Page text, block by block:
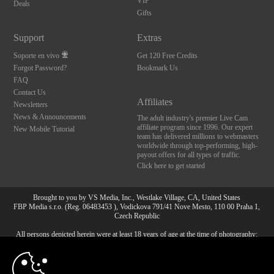
Deals
Gifts
Support
Soporte en vivo
Forgot Password?
FAQ
Contact Us
Newsletters
News & Announcements
New Mobile Tutorial
Extras
Get 120 Free Credits
Bookmark Us
Affiliates
The adult industry's premier Live Cam
affiliate program since 1996. Our expert
team has delivered millions to webmasters
worldwide through top-performing, high-
payout offers for all types of traffic.
Click here to get started
Brought to you by VS Media, Inc., Westlake Village, CA, United States
FBP Media s.r.o. (Reg. 06483453 ), Vodickova 791/41 Nove Mesto, 110 00 Praha 1,
Czech Republic
All persons depicted herein were at least 18 years of age at the time of photography:
10:00